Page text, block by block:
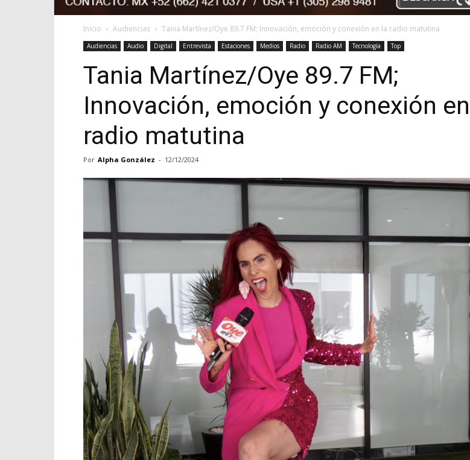
Inicio Audiencias Tania Martínez/Oye 89.7 FM; Innovación, emoción y conexión en la radio matutina
Audiencias Audio Digital Entrevista Estaciones Medios Radio Radio AM Tecnología Top
Tania Martínez/Oye 89.7 FM;
Innovación, emoción y conexión
radio matutina
Por Alpha González - 12/12/2024